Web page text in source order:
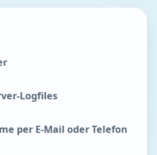
Logfiles
per E-Mail oder Telefon